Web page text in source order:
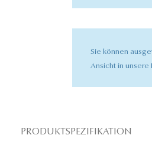
Sie können
Ansicht in unsere
PRODUKTSPEZIFIKATION